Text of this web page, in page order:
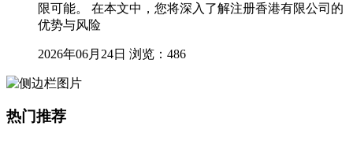
限可能。 在本文中，您将深入了解注册香港有限公司的
优势与风险
2026年06月24日 浏览：486
热门推荐